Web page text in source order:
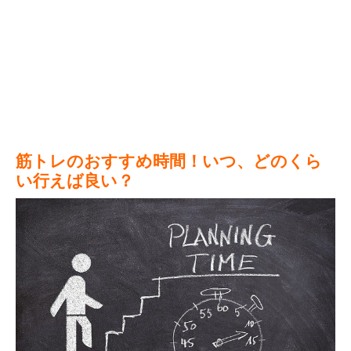
筋トレのおすすめ時間！いつ、どのくら
い行えば良い？